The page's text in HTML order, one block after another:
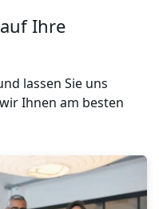
Ihre
lassen Sie uns
Ihnen am besten